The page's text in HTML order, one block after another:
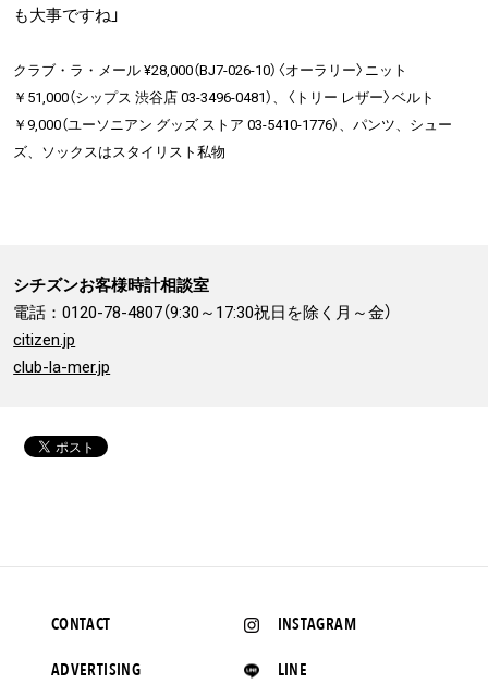
も大事ですね」
クラブ・ラ・メール ¥28,000（BJ7-026-10）〈オーラリー〉ニット
￥51,000（シップス 渋谷店 03-3496-0481）、〈トリー レザー〉ベルト
￥9,000（ユーソニアン グッズ ストア 03-5410-1776）、パンツ、シュー
ズ、ソックスはスタイリスト私物
シチズンお客様時計相談室
電話：0120-78-4807（9:30～17:30祝日を除く月～金）
citizen.jp
club-la-mer.jp
INSTAGRAM
LINE
CONTACT
ADVERTISING